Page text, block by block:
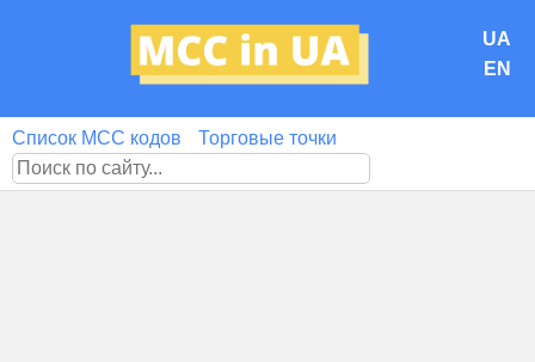
UA
EN
Список MCC кодов Торговые точки